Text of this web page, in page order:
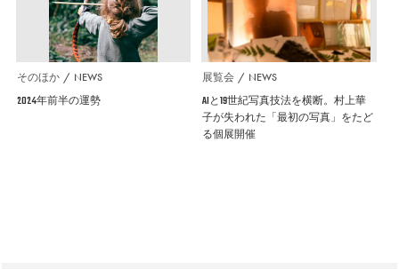
そのほか NEWS
2024年前半の運勢
展覧会 NEWS
AIと19世紀写真技法を横断。村上華
子が失われた「最初の写真」をたど
る個展開催